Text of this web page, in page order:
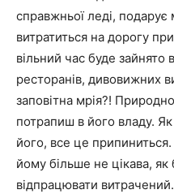
справжньої леді,
витратиться на дорогу
вільний час буде зайнято
ресторанів, дивовижних
заповітна мрія?!
потрапиш в його владу. Як
його, все це
йому більше не цікава,
відпрацювати витрачений.